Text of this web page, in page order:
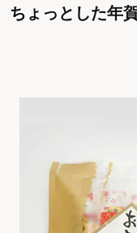
ちょっとした年